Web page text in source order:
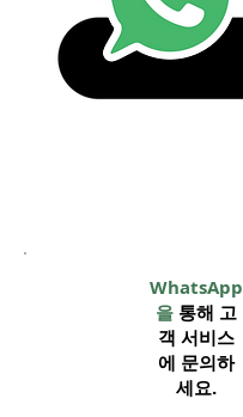
WhatsApp
을 통해 고
객 서비스
에 문의하
세요.